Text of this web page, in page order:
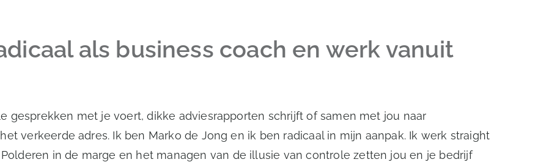
als business coach en werk vanuit
gesprekken met je voert, dikke adviesrapporten schrijft of samen met jou naar
verkeerde adres. Ik ben Marko de Jong en ik ben radicaal in mijn aanpak. Ik werk straight
in de marge en het managen van de illusie van controle zetten jou en je bedrijf